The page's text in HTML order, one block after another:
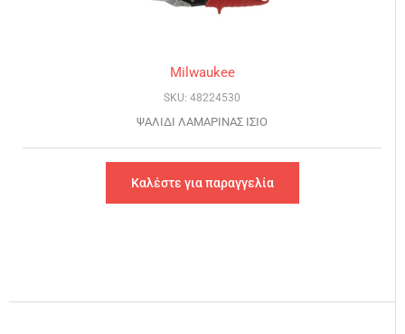
Milwaukee
SKU: 48224530
ΨΑΛΙΔΙ ΛΑΜΑΡΙΝΑΣ ΙΣΙΟ
Καλέστε για παραγγελία